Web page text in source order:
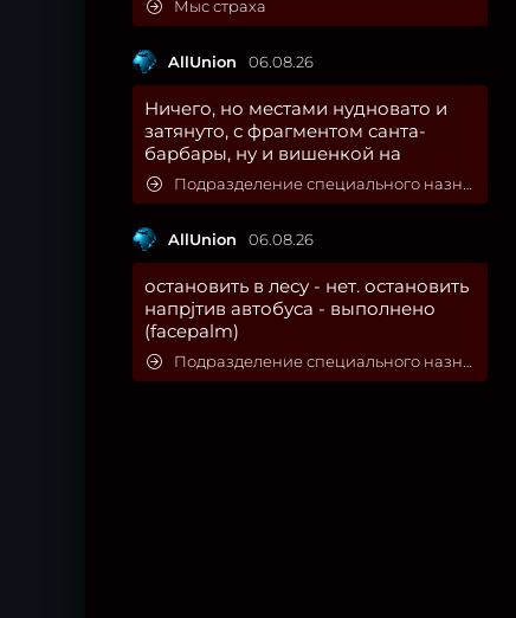
Мыс страха
AllUnion 06.08.26
Ничего, но местами нудновато и
затянуто, с фрагментом санта-
барбары, ну и вишенкой на
Подразделение специального назначения
AllUnion 06.08.26
остановить в лесу - нет. остановить
напрjтив автобуса - выполнено
(facepalm)
Подразделение специального назначения